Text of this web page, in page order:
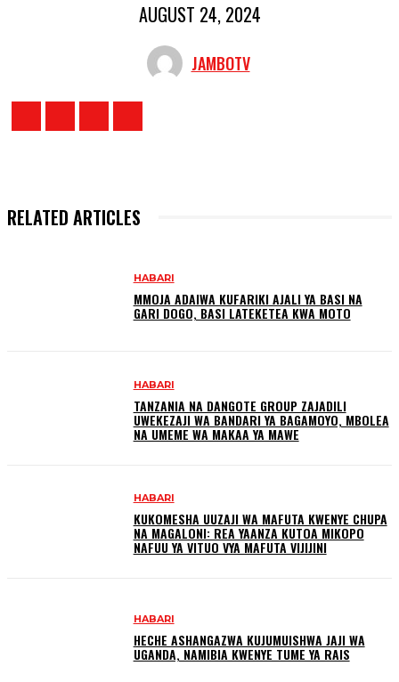
AUGUST 24, 2024
JAMBOTV
RELATED ARTICLES
HABARI
MMOJA ADAIWA KUFARIKI AJALI YA BASI NA
GARI DOGO, BASI LATEKETEA KWA MOTO
HABARI
TANZANIA NA DANGOTE GROUP ZAJADILI
UWEKEZAJI WA BANDARI YA BAGAMOYO, MBOLEA
NA UMEME WA MAKAA YA MAWE
HABARI
KUKOMESHA UUZAJI WA MAFUTA KWENYE CHUPA
NA MAGALONI: REA YAANZA KUTOA MIKOPO
NAFUU YA VITUO VYA MAFUTA VIJIJINI
HABARI
HECHE ASHANGAZWA KUJUMUISHWA JAJI WA
UGANDA, NAMIBIA KWENYE TUME YA RAIS